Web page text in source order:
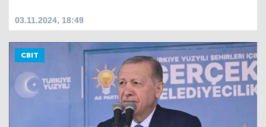
03.11.2024, 18:49
СВІТ